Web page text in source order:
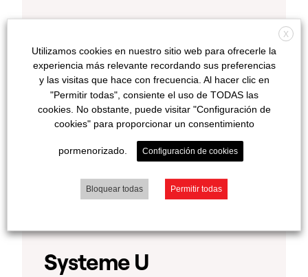
Systeme U
X
Utilizamos cookies en nuestro sitio web para ofrecerle la
experiencia más relevante recordando sus preferencias
y las visitas que hace con frecuencia. Al hacer clic en
"Permitir todas", consiente el uso de TODAS las
cookies. No obstante, puede visitar "Configuración de
cookies" para proporcionar un consentimiento
pormenorizado. Configuración de cookies
Bloquear todas Permitir todas